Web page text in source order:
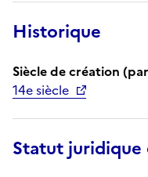
Historique
Siècle de création
14e siècle
Statut